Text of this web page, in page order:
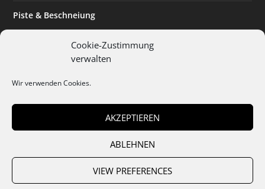
Cookie-Zustimmung
verwalten
Wir verwenden Cookies.
AKZEPTIEREN
ABLEHNEN
VIEW PREFERENCES
Piste & Beschneiung
Expertise & Technik
Mediadaten Cookies Datenschutz